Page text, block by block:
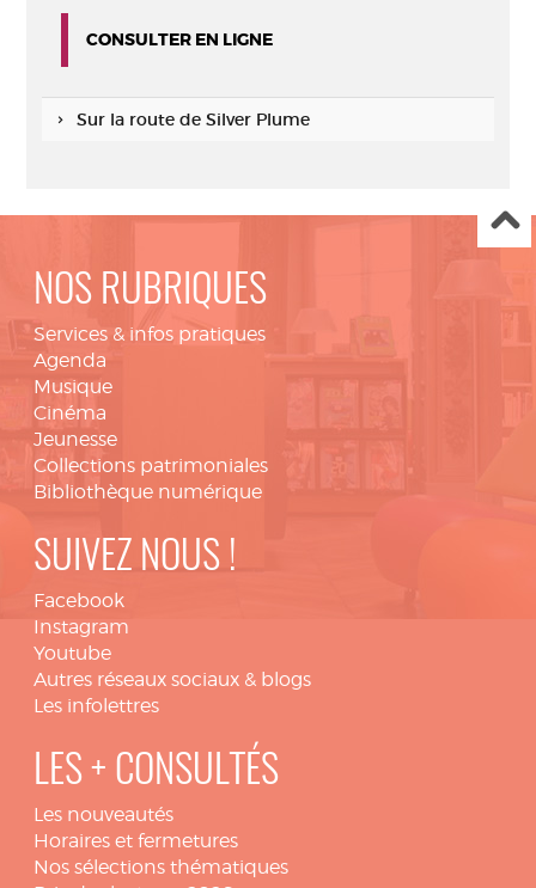
CONSULTER EN LIGNE
Sur la route de Silver Plume
NOS RUBRIQUES
Services & infos pratiques
Agenda
Musique
Cinéma
Jeunesse
Collections patrimoniales
Bibliothèque numérique
SUIVEZ NOUS !
Facebook
Instagram
Youtube
Autres réseaux sociaux & blogs
Les infolettres
LES + CONSULTÉS
Les nouveautés
Horaires et fermetures
Nos sélections thématiques